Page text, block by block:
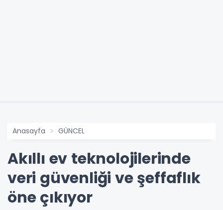
Anasayfa GÜNCEL
Akıllı ev teknolojilerinde
veri güvenliği ve şeffaflık
öne çıkıyor